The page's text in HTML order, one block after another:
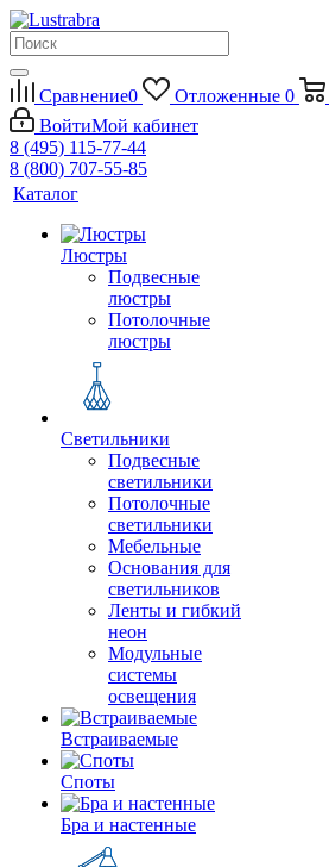
Сравнение0 Отложенные 0
ВойтиМой кабинет
8 (495) 115-77-44
8 (800) 707-55-85
Каталог
Люстры
Подвесные
люстры
Потолочные
люстры
Светильники
Подвесные
светильники
Потолочные
светильники
Мебельные
Основания для
светильников
Ленты и гибкий
неон
Модульные
системы
освещения
Встраиваемые
Споты
Бра и настенные